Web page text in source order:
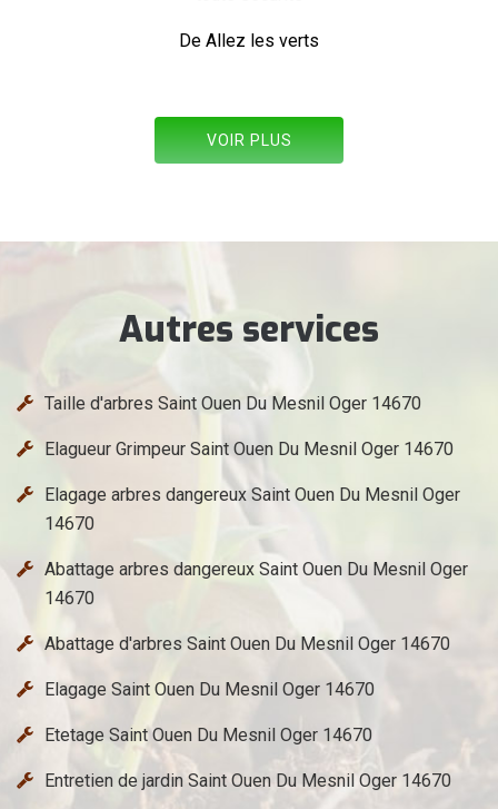
VOIR PLUS
Autres services
Taille d'arbres Saint Ouen Du Mesnil Oger 14670
Elagueur Grimpeur Saint Ouen Du Mesnil Oger 14670
Elagage arbres dangereux Saint Ouen Du Mesnil Oger
14670
Abattage arbres dangereux Saint Ouen Du Mesnil Oger
14670
Abattage d'arbres Saint Ouen Du Mesnil Oger 14670
Elagage Saint Ouen Du Mesnil Oger 14670
Etetage Saint Ouen Du Mesnil Oger 14670
Entretien de jardin Saint Ouen Du Mesnil Oger 14670